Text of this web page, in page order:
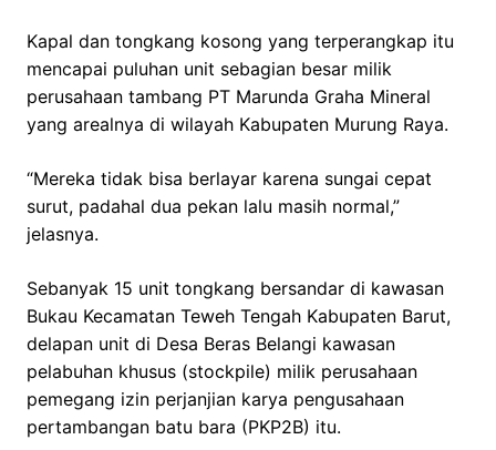
Kapal dan tongkang kosong yang terperangkap itu
mencapai puluhan unit sebagian besar milik
perusahaan tambang PT Marunda Graha Mineral
yang arealnya di wilayah Kabupaten Murung Raya.
“Mereka tidak bisa berlayar karena sungai cepat
surut, padahal dua pekan lalu masih normal,”
jelasnya.
Sebanyak 15 unit tongkang bersandar di kawasan
Bukau Kecamatan Teweh Tengah Kabupaten Barut,
delapan unit di Desa Beras Belangi kawasan
pelabuhan khusus (stockpile) milik perusahaan
pemegang izin perjanjian karya pengusahaan
pertambangan batu bara (PKP2B) itu.